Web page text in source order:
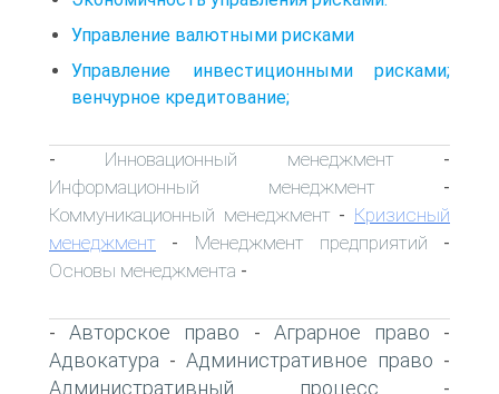
Управление валютными рисками
Управление инвестиционными рисками;
венчурное кредитование;
- Инновационный менеджмент -
Информационный менеджмент -
Коммуникационный менеджмент - Кризисный
менеджмент - Менеджмент предприятий -
Основы менеджмента -
-Авторское право - Аграрное право -
Адвокатура - Административное право -
Административный процесс -